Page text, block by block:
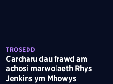
TROSEDD
Carcharu dau frawd am
achosi marwolaeth Rhys
Jenkins ym Mhowys